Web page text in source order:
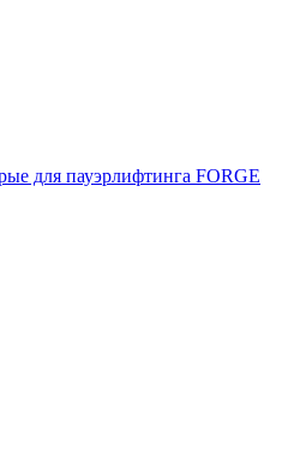
для пауэрлифтинга FORGE